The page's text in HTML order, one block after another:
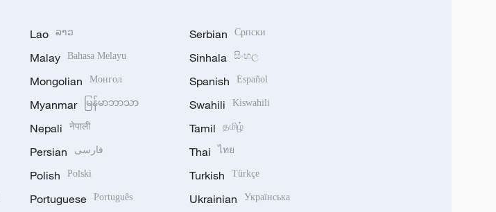
Lao ລາວ
Malay Bahasa Melayu
Mongolian Монгол
Myanmar မြန်မာဘာသာ
Nepali नेपाली
Persian فارسی
Polish Polski
Portuguese Português
Serbian Српски
Sinhala සිංහල
Spanish Español
Swahili Kiswahili
Tamil தமிழ்
Thai ไทย
Turkish Türkçe
Ukrainian Українська